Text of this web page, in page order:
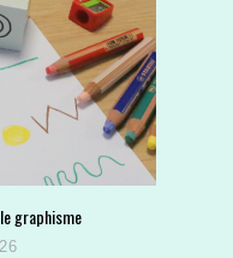
graphisme